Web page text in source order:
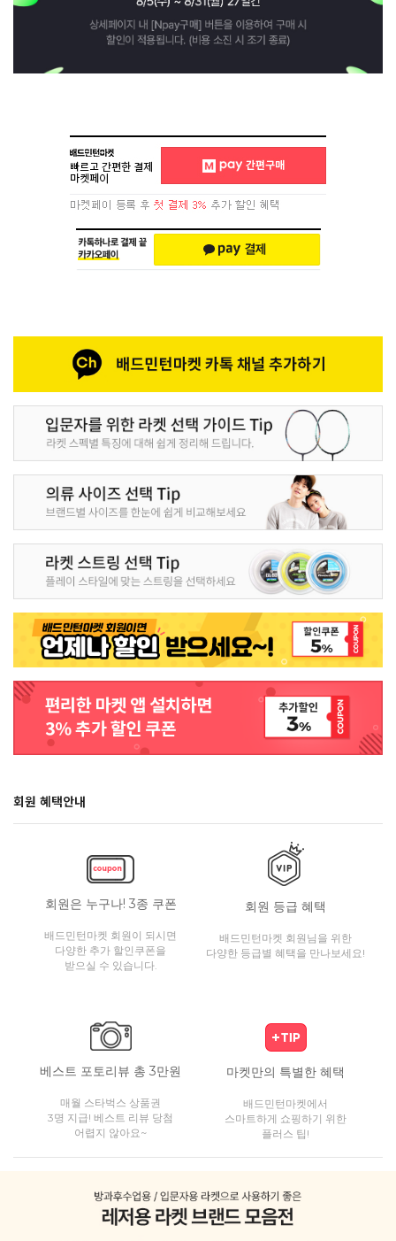
회원 혜택안내
회원은 누구나! 3종 쿠폰
배드민턴마켓 회원이 되시면
다양한 추가 할인쿠폰을
받으실 수 있습니다.
회원 등급 혜택
배드민턴마켓 회원님을 위한
다양한 등급별 혜택을 만나보세요!
베스트 포토리뷰 총 3만원
매월 스타벅스 상품권
3명 지급! 베스트 리뷰 당첨
어렵지 않아요~
마켓만의 특별한 혜택
배드민턴마켓에서
스마트하게 쇼핑하기 위한
플러스 팁!